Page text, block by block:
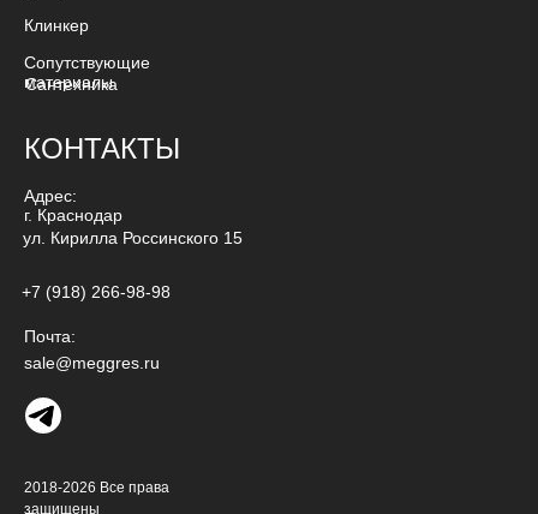
Клинкер
Сантехника
Сопутствующие
материалы
КОНТАКТЫ
Адрес:
г. Краснодар
Почта:
sale@meggres.ru
2018-2026 Все права
защищены
ул. Кирилла Россинского 15
+7 (918) 266-98-98